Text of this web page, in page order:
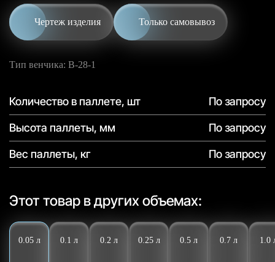
Чертеж изделия Только самовывоз
Тип венчика: В-28-1
Количество в паллете, шт
Высота паллеты, мм
Вес паллеты, кг
По запросу
По запросу
По запросу
Этот товар в других объемах:
0.05 л 0.1 л 0.2 л 0.25 л 0.5 л 0.7 л 1.0